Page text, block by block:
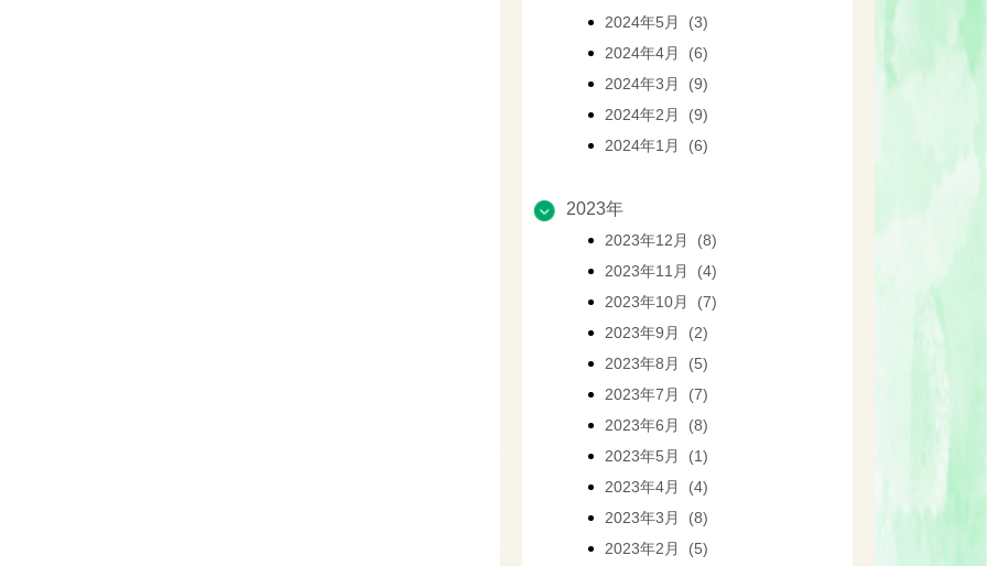
2024年5月 (3)
2024年4月 (6)
2024年3月 (9)
2024年2月 (9)
2024年1月 (6)
2023年
2023年12月 (8)
2023年11月 (4)
2023年10月 (7)
2023年9月 (2)
2023年8月 (5)
2023年7月 (7)
2023年6月 (8)
2023年5月 (1)
2023年4月 (4)
2023年3月 (8)
2023年2月 (5)